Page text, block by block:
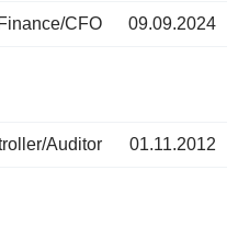
CFO 09.09.2024
Auditor 01.11.2012